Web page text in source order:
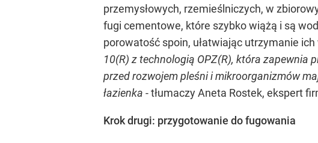
przemysłowych, rzemieślniczych, w
fugi cementowe, które szybko wiążą i są
porowatość spoin, ułatwiając utrzymanie
10(R) z technologią OPZ(R), która zapewnia
przed rozwojem pleśni i mikroorganizmów
łazienka - tłumaczy Aneta Rostek, ekspert
Krok drugi: przygotowanie do fugowania